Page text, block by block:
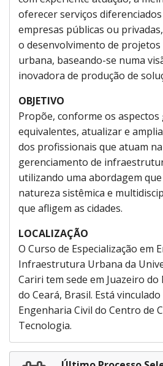
oferecer serviços
empresas públicas ou
o desenvolvimento de
urbana, baseando-se numa
inovadora de produção de
OBJETIVO
Propõe, conforme os aspectos
equivalentes, atualizar e
dos profissionais que atuam
gerenciamento de
utilizando uma abordagem
natureza sistêmica e
que afligem as cidades.
LOCALIZAÇÃO
O Curso de Especialização em
Infraestrutura Urbana da
Cariri tem sede em Juazeiro
do Ceará, Brasil. Está
Engenharia Civil do Centro de
Tecnologia.